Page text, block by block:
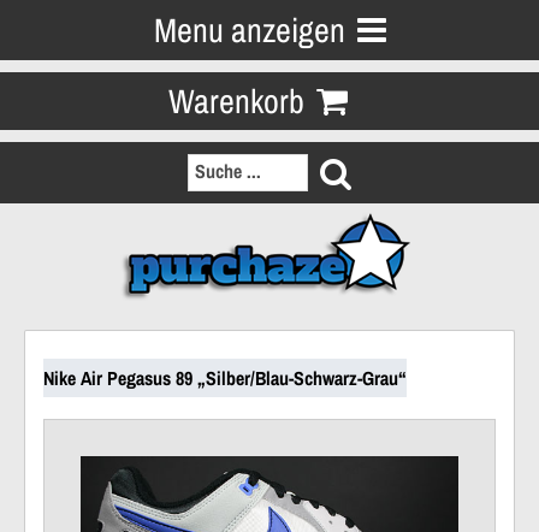
Menu anzeigen
Warenkorb
Nike Air Pegasus 89 „Silber/Blau-Schwarz-Grau“